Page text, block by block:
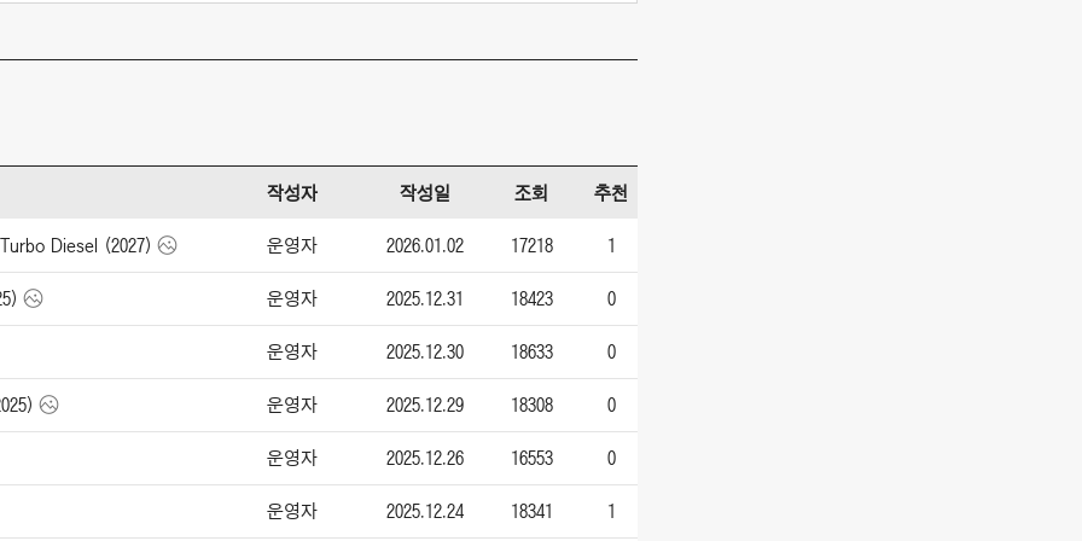
작성자 작성일 조회 추천
Diesel (2027) 운영자 2026.01.02 17218 1
운영자 2025.12.31 18423 0
운영자 2025.12.30 18633 0
운영자 2025.12.29 18308 0
운영자 2025.12.26 16553 0
운영자 2025.12.24 18341 1